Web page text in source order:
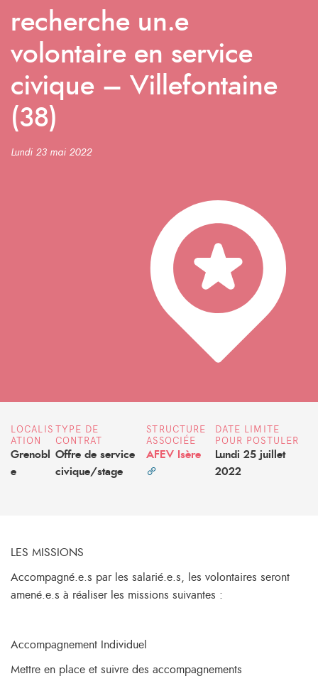
recherche un.e
volontaire en service
civique – Villefontaine
(38)
Lundi 23 mai 2022
LOCALIS
ATION
Grenobl
e
TYPE DE
CONTRAT
Offre de service
civique/stage
STRUCTURE
ASSOCIÉE
AFEV Isère
DATE LIMITE
POUR POSTULER
Lundi 25 juillet
2022
LES MISSIONS
Accompagné.e.s par les salarié.e.s, les volontaires seront
amené.e.s à réaliser les missions suivantes :
Accompagnement Individuel
Mettre en place et suivre des accompagnements